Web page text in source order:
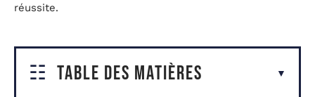
réussite.
Table des matières